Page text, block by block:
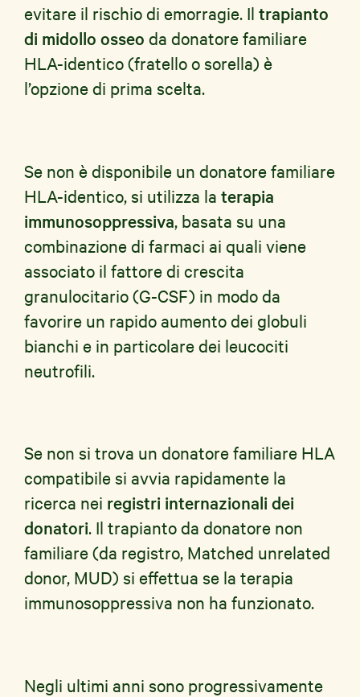
evitare il rischio di emorragie. Il trapianto
di midollo osseo da donatore familiare
HLA-identico (fratello o sorella) è
l’opzione di prima scelta.
Se non è disponibile un donatore familiare
HLA-identico, si utilizza la terapia
immunosoppressiva, basata su una
combinazione di farmaci ai quali viene
associato il fattore di crescita
granulocitario (G-CSF) in modo da
favorire un rapido aumento dei globuli
bianchi e in particolare dei leucociti
neutrofili.
Se non si trova un donatore familiare HLA
compatibile si avvia rapidamente la
ricerca nei registri internazionali dei
donatori. Il trapianto da donatore non
familiare (da registro, Matched unrelated
donor, MUD) si effettua se la terapia
immunosoppressiva non ha funzionato.
Negli ultimi anni sono progressivamente